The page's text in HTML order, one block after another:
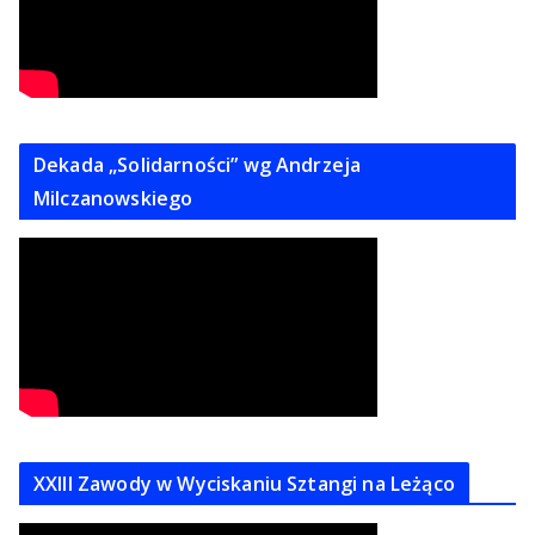
Dekada „Solidarności” wg Andrzeja
Milczanowskiego
XXIII Zawody w Wyciskaniu Sztangi na Leżąco